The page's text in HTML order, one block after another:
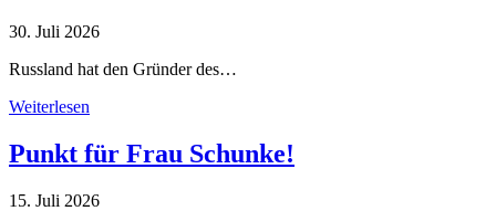
30. Juli 2026
Russland hat den Gründer des…
Weiterlesen
Punkt für Frau Schunke!
15. Juli 2026